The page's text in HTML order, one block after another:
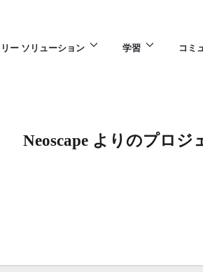
ー ソリューション 学習 コミ
Neoscape よりのプロジ